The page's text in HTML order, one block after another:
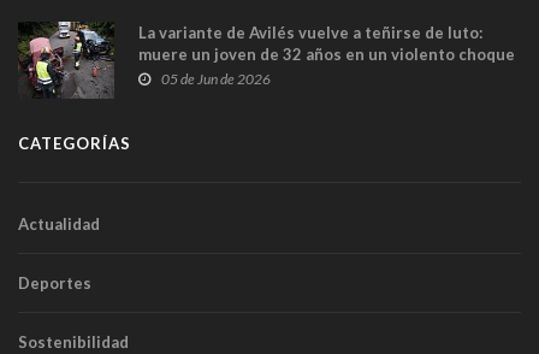
La variante de Avilés vuelve a teñirse de luto:
muere un joven de 32 años en un violento choque
frontal
05 de Jun de 2026
CATEGORÍAS
Actualidad
Deportes
Sostenibilidad